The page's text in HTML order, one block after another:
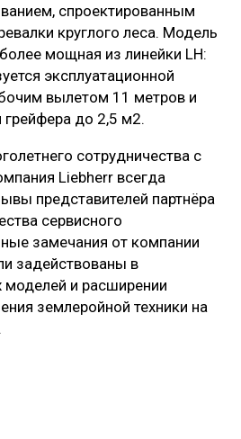
спроектированным
круглого леса. Модель
мощная из линейки LH:
эксплуатационной
вылетом 11 метров и
до 2,5 м2.
сотрудничества c
Liebherr всегда
представителей партнёра
сервисного
замечания от компании
задействованы в
моделей и расширении
землеройной техники на